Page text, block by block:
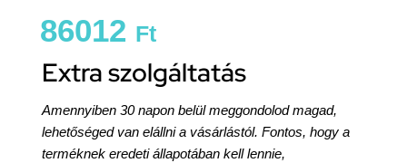
86012 Ft
Extra szolgáltatás
Amennyiben 30 napon belül meggondolod magad,
lehetőséged van elállni a vásárlástól. Fontos, hogy a
terméknek eredeti állapotában kell lennie,